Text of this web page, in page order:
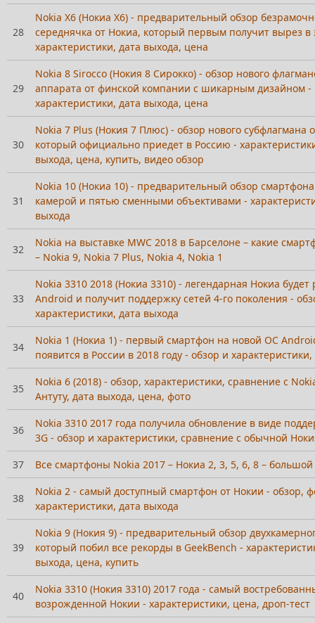
28
Nokia X6 (Нокиа Х6) - предварительный обзор
середнячка от Нокиа, который первым получит вырез в
характеристики, дата выхода, цена
29
Nokia 8 Sirocco (Нокия 8 Сирокко) - обзор нового
аппарата от финской компании с шикарным дизайном -
характеристики, дата выхода, цена
30
Nokia 7 Plus (Нокия 7 Плюс) - обзор нового субфлагмана
который официально приедет в Россию -
выхода, цена, купить, видео обзор
31
Nokia 10 (Нокиа 10) - предварительный обзор
камерой и пятью сменными объективами -
выхода
32
Nokia на выставке MWC 2018 в Барселоне – какие
– Nokia 9, Nokia 7 Plus, Nokia 4, Nokia 1
33
Nokia 3310 2018 (Нокиа 3310) - легендарная Нокиа будет
Android и получит поддержку сетей 4-го поколения -
характеристики, дата выхода
34
Nokia 1 (Нокиа 1) - первый смартфон на новой ОС
появится в России в 2018 году - обзор и
35
Nokia 6 (2018) - обзор, характеристики, сравнение с
Антуту, дата выхода, цена, фото
36
Nokia 3310 2017 года получила обновление в виде
3G - обзор и характеристики, сравнение с обычной
37
Все смартфоны Nokia 2017 – Нокиа 2, 3, 5, 6, 8 – большой
38
Nokia 2 - самый доступный смартфон от Нокии - обзор,
характеристики, дата выхода
39
Nokia 9 (Нокия 9) - предварительный обзор
который побил все рекорды в GeekBench -
выхода, цена, купить
40
Nokia 3310 (Нокия 3310) 2017 года - самый
возрожденной Нокии - характеристики, цена, дроп-тест